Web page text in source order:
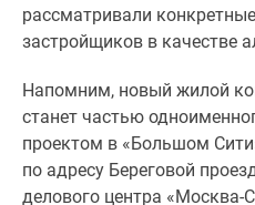
авторы
Контакты
Реклама
сайте
рассматривали
застройщиков в качестве
Напомним, новый жилой
станет частью
проектом в «Большом
по адресу Береговой
делового центра «Москва-